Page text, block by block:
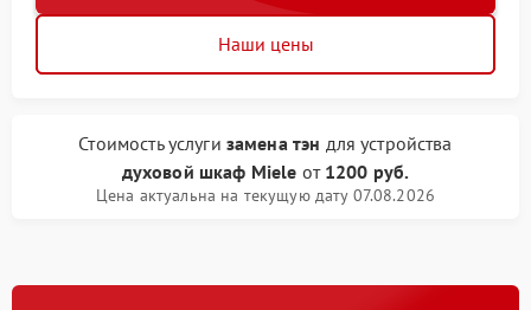
Наши цены
Стоимость услуги замена тэн для устройства
духовой шкаф Miele от 1200 руб.
Цена актуальна на текущую дату 07.08.2026